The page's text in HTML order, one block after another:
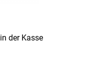
der Kasse